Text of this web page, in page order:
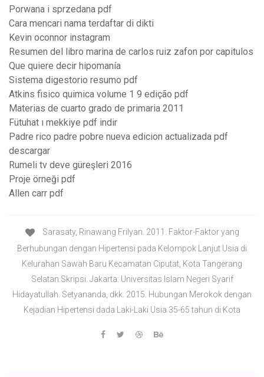
Porwana i sprzedana pdf
Cara mencari nama terdaftar di dikti
Kevin oconnor instagram
Resumen del libro marina de carlos ruiz zafon por capitulos
Que quiere decir hipomanía
Sistema digestorio resumo pdf
Atkins fisico quimica volume 1 9 edição pdf
Materias de cuarto grado de primaria 2011
Fütuhat ı mekkiye pdf indir
Padre rico padre pobre nueva edicion actualizada pdf
descargar
Rumeli tv deve güreşleri 2016
Proje örneği pdf
Allen carr pdf
Sarasaty, Rinawang Frilyan. 2011. Faktor-Faktor yang
Berhubungan dengan Hipertensi pada Kelompok Lanjut Usia di
Kelurahan Sawah Baru Kecamatan Ciputat, Kota Tangerang
Selatan.Skripsi. Jakarta: Universitas Islam Negeri Syarif
Hidayatullah. Setyananda, dkk. 2015. Hubungan Merokok dengan
Kejadian Hipertensi dada Laki-Laki Usia 35-65 tahun di Kota